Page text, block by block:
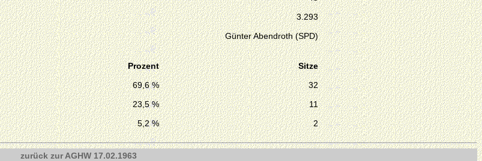
3.293
Günter Abendroth (SPD)
Prozent
Sitze
69,6 %
32
23,5 %
11
5,2 % 2
zurück zur AGHW 17.02.1963